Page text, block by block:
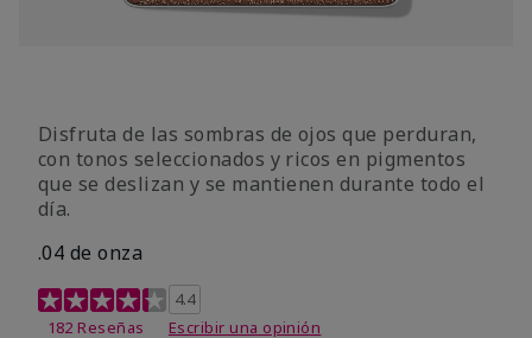
Disfruta de las sombras de ojos que perduran,
con tonos seleccionados y ricos en pigmentos
que se deslizan y se mantienen durante todo el
día.
.04 de onza
Calificación de clientes de 4,3 de 5
4.4
182 Reseñas
Escribir una opinión